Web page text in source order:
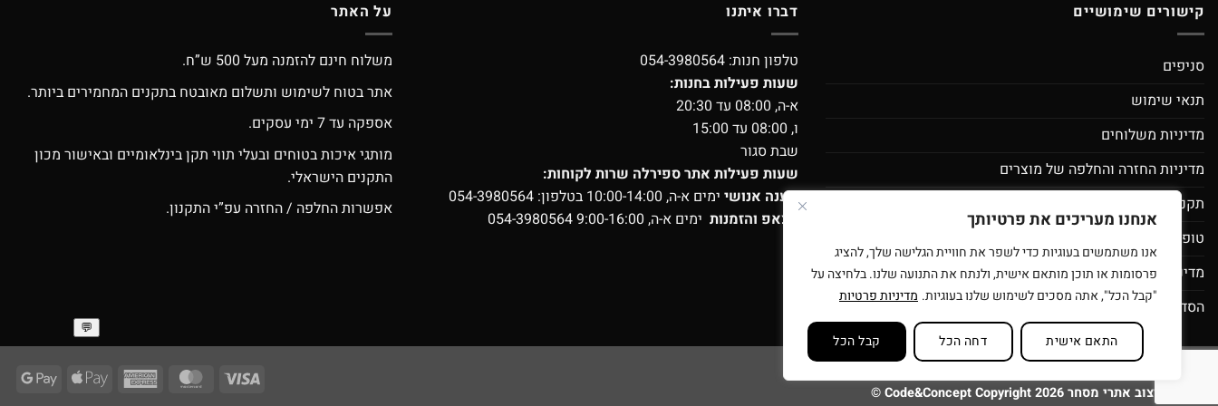
אנחנו מעריכים את פרטיותך
אנו משתמשים בעוגיות כדי לשפר את חוויית הגלישה שלך, להציג
פרסומות או תוכן מותאם אישית, ולנתח את התנועה שלנו. בלחיצה על
"קבל הכל", אתה מסכים לשימוש שלנו בעוגיות. מדיניות פרטיות
התאם אישית דחה הכל קבל הכל
אגב, המטבח מהמם!
ממליצה לכל מי שרוצה מתנות לילדים שלו!
קישורים שימושיים
סניפים
תנאי שימוש
מדיניות משלוחים
מדיניות החזרה והחלפה של מוצרים
תקנון מועדון לקוחות ספירלה- מסובבים את המחירים
טופס בקשת מחיקת פרטי משתמש
מדיניות פרטיות
הסדרי נגישות
דברו איתנו
טלפון חנות: 054-3980564
שעות פעילות בחנות:
א-ה, 08:00 עד 20:30
ו, 08:00 עד 15:00
שבת סגור
שעות פעילות אתר ספירלה שרות לקוחות:
מענה אנושי ימים א-ה, 10:00-14:00 בטלפון:
054-3980564
ווצאפ והזמנות ימים א-ה, 9:00-16:00 054-3980564
על האתר
משלוח חינם להזמנה מעל 500 ש”ח.
אתר בטוח לשימוש ותשלום מאובטח בתקנים המחמירים ביותר.
אספקה עד 7 ימי עסקים.
מותגי איכות בטוחים ובעלי תווי תקן בינלאומיים ובאישור מכון
התקנים הישראלי.
אפשרות החלפה / החזרה עפ”י התקנון.
Visa
MasterCard
American
Apple
תנאי שימוש בית עץ לילדים רוצים להיות זכיינים של ספירלה צעצועים?
בניית ועיצוב אתרי מסחר Code&Concept Copyright 2026 ©